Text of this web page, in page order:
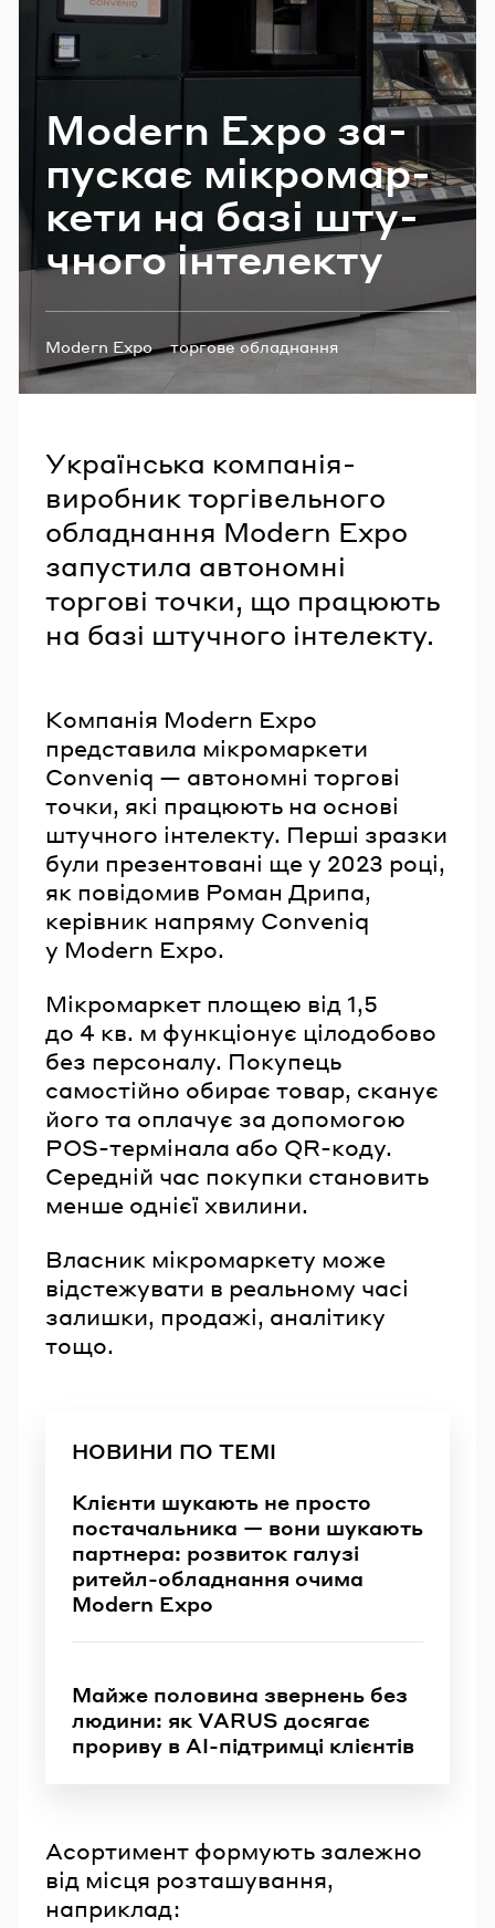
Modern Expo за­
пу­скає мі­кро­мар­
ке­ти на базі шту­
чно­го ін­те­ле­кту
Теги:
Modern Expo
торгове обладнання
штучний інтелект
Українська компанія-
виробник торгівельного
обладнання Modern Expo
запустила автономні
торгові точки, що працюють
на базі штучного інтелекту.
Компанія Modern Expo
представила мікромаркети
Conveniq — автономні торгові
точки, які працюють на основі
штучного інтелекту. Перші зразки
були презентовані ще у 2023 році,
як повідомив Роман Дрипа,
керівник напряму Conveniq
у Modern Expo.
Мікромаркет площею від 1,5
до 4 кв. м функціонує цілодобово
без персоналу. Покупець
самостійно обирає товар, сканує
його та оплачує за допомогою
POS-термінала або QR-коду.
Середній час покупки становить
менше однієї хвилини.
Власник мікромаркету може
відстежувати в реальному часі
залишки, продажі, аналітику
тощо.
НОВИНИ ПО ТЕМІ
Клієнти шукають не просто
постачальника — вони шукають
партнера: розвиток галузі
ритейл-обладнання очима
Modern Expo
Майже половина звернень без
людини: як VARUS досягає
прориву в AI-підтримці клієнтів
Асортимент формують залежно
від місця розташування,
наприклад:
Email
Пароль
Забули пароль?
УВІЙТИ